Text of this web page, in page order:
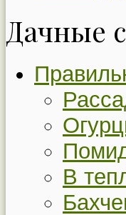
Дачные
В